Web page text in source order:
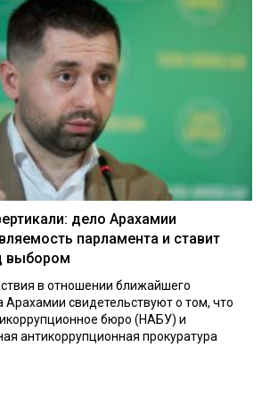
дело Арахамии
парламента и ставит
выбором
в отношении ближайшего
свидетельствуют о том, что
бюро (НАБУ) и
антикоррупционная прокуратура